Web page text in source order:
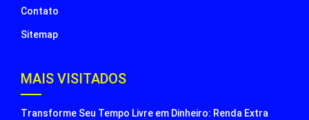
Contato
Sitemap
MAIS VISITADOS
Transforme Seu Tempo Livre em Dinheiro: Renda Extra